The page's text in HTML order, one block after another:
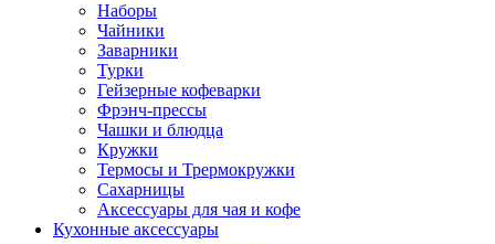
Наборы
Чайники
Заварники
Турки
Гейзерные кофеварки
Фрэнч-прессы
Чашки и блюдца
Кружки
Термосы и Трермокружки
Сахарницы
Аксессуары для чая и кофе
Кухонные аксессуары